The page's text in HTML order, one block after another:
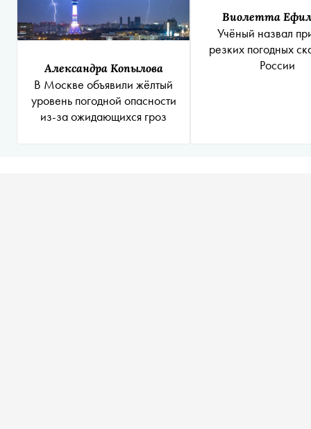
Александра Копылова
В Москве объявили жёлтый
уровень погодной опасности
из-за ожидающихся гроз
Виолетта
Учёный назвал
резких погодных
России